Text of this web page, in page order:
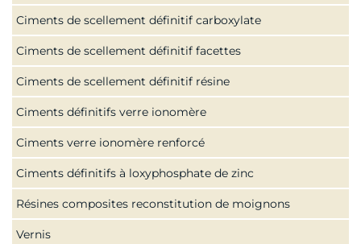
Ciments de scellement définitif carboxylate
Ciments de scellement définitif facettes
Ciments de scellement définitif résine
Ciments définitifs verre ionomère
Ciments verre ionomère renforcé
Ciments définitifs à loxyphosphate de zinc
Résines composites reconstitution de moignons
Vernis